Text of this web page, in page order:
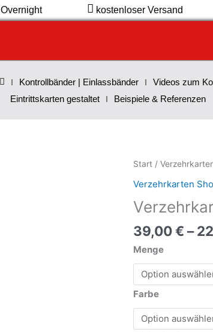
Overnight kostenloser Versand
Kontrollbänder | Einlassbänder Videos zum
Eintrittskarten gestaltet
Beispiele & Referenzen
Start /
Verzehrkarten
39,00€ –
Menge
Farbe
Verzehrkarten
EUR